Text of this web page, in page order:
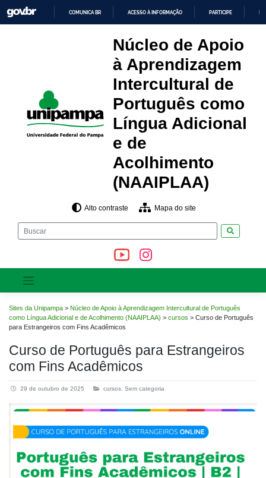
para
o
O
CONTEÚDO
COMUNICA BR ACESSO À INFORMAÇÃO PARTICIPE
Núcleo de Apoio
à Aprendizagem
Intercultural de
Português como
Língua Adicional
e de
Acolhimento
(NAAIPLAA)
Alto contraste Mapa do site
Sites da Unipampa > Núcleo de Apoio à Aprendizagem Intercultural de Português
como Língua Adicional e de Acolhimento (NAAIPLAA) > cursos > Curso de Português
para Estrangeiros com Fins Acadêmicos
Curso de Português para Estrangeiros
com Fins Acadêmicos
29 de outubro de 2025 cursos Sem categoria